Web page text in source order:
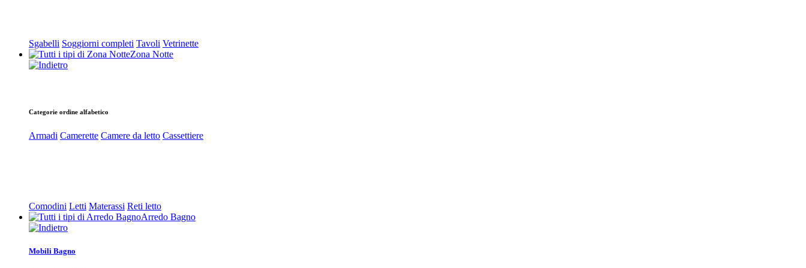
Sgabelli Soggiorni completi Tavoli Vetrinette
Zona Notte
Categorie ordine alfabetico
Armadi Camerette Camere da letto Cassettiere
Comodini Letti Materassi Reti letto
Arredo Bagno
Mobili Bagno